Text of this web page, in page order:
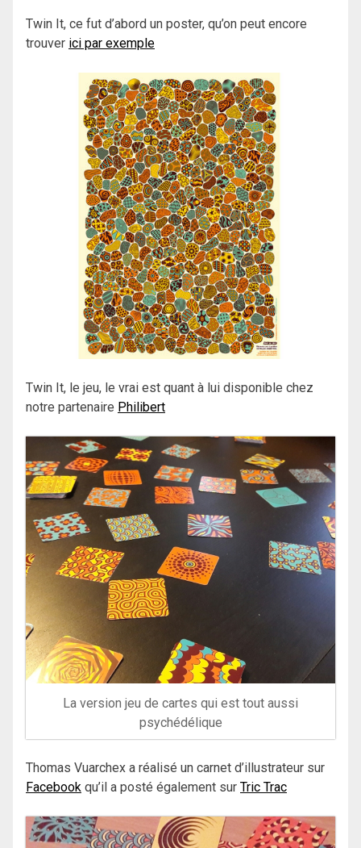
Twin It, ce fut d’abord un poster, qu’on peut encore
trouver ici par exemple
Twin It, le jeu, le vrai est quant à lui disponible chez
notre partenaire Philibert
La version jeu de cartes qui est tout aussi
psychédélique
Thomas Vuarchex a réalisé un carnet d’illustrateur sur
Facebook qu’il a posté également sur Tric Trac